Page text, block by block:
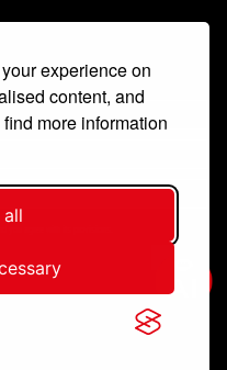
experience on
content, and
more information